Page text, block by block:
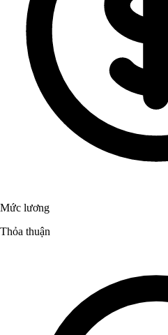
Mức lương
Thỏa thuận